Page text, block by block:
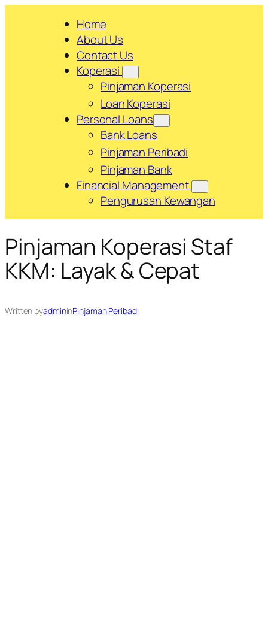
Home
About Us
Contact Us
Koperasi
Pinjaman Koperasi
Loan Koperasi
Personal Loans
Bank Loans
Pinjaman Peribadi
Pinjaman Bank
Financial Management
Pengurusan Kewangan
Pinjaman Koperasi Staf
KKM: Layak & Cepat
Written byadmininPinjaman Peribadi